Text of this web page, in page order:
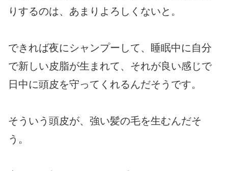
りするのは、あまりよろしくないと。
できれば夜にシャンプーして、睡眠中に自分
で新しい皮脂が生まれて、それが良い感じで
日中に頭皮を守ってくれるんだそうです。
そういう頭皮が、強い髪の毛を生むんだそ
う。